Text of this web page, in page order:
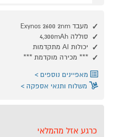
מעבד Exynos 2600 2nm
סוללה 4,300mAh
יכולות AI מתקדמות
*** מכירה מוקדמת ***
מאפיינים נוספים
משלוח ותנאי אספקה
כרגע אזל מהמלאי